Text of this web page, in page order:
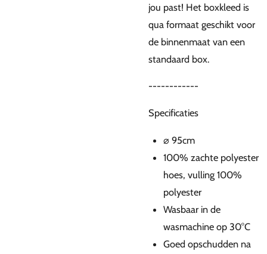
jou past! Het boxkleed is
qua formaat geschikt voor
de binnenmaat van een
standaard box.
------------
Specificaties
⌀ 95cm
100% zachte polyester
hoes, vulling 100%
polyester
Wasbaar in de
wasmachine op 30°C
Goed opschudden na